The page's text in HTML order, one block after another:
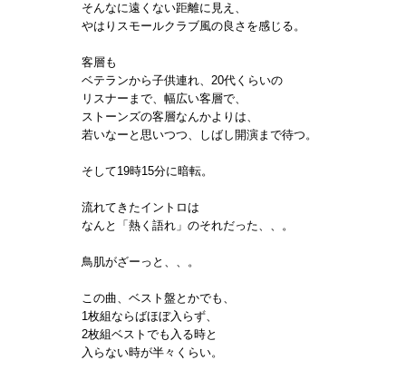
そんなに遠くない距離に見え、
やはりスモールクラブ風の良さを感じる。
客層も
ベテランから子供連れ、20代くらいの
リスナーまで、幅広い客層で、
ストーンズの客層なんかよりは、
若いなーと思いつつ、しばし開演まで待つ。
そして19時15分に暗転。
流れてきたイントロは
なんと「熱く語れ」のそれだった、、。
鳥肌がざーっと、、。
この曲、ベスト盤とかでも、
1枚組ならばほぼ入らず、
2枚組ベストでも入る時と
入らない時が半々くらい。